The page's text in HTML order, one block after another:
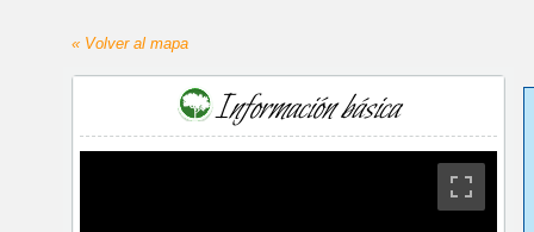
« Volver al mapa
Información básica